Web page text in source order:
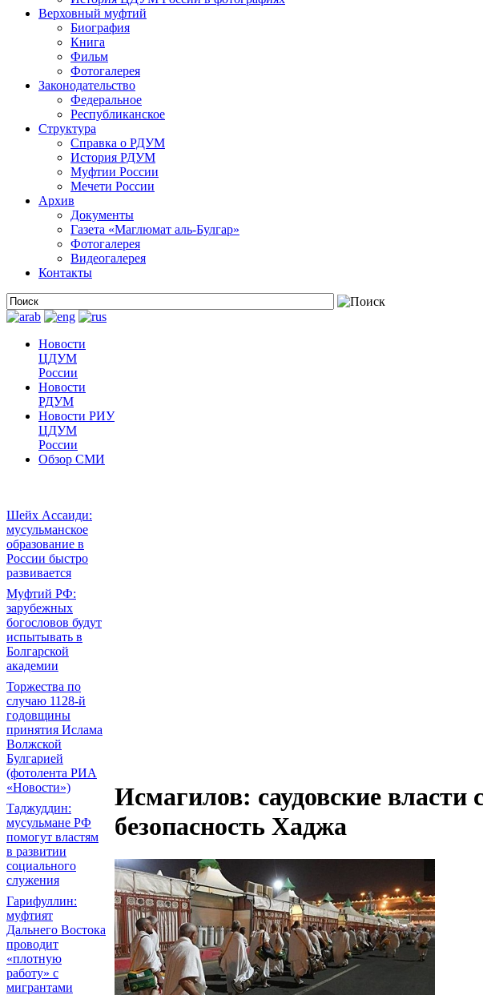
Верховный муфтий
Биография
Книга
Фильм
Фотогалерея
Законодательство
Федеральное
Республиканское
Структура
Справка о РДУМ
История РДУМ
Муфтии России
Мечети России
Архив
Документы
Газета «Маглюмат аль-Булгар»
Фотогалерея
Видеогалерея
Контакты
Новости
ЦДУМ
России
Новости
РДУМ
Новости РИУ
ЦДУМ
России
Обзор СМИ
Шейх Ассаиди:
мусульманское
образование в
России быстро
развивается
Муфтий РФ:
зарубежных
богословов будут
испытывать в
Болгарской
академии
Торжества по
случаю 1128-й
годовщины
принятия Ислама
Волжской
Булгарией
(фотолента РИА
«Новости»)
Таджуддин:
мусульмане РФ
помогут властям
в развитии
социального
служения
Гарифуллин:
муфтият
Дальнего Востока
проводит
«плотную
работу» с
мигрантами
Исмагилов: саудовские власти
безопасность Хаджа